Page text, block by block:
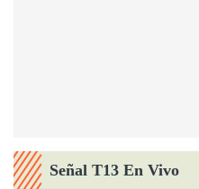
Señal T13 En Vivo